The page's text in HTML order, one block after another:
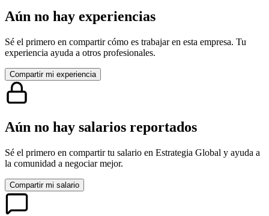
Aún no hay experiencias
Sé el primero en compartir cómo es trabajar en esta empresa. Tu
experiencia ayuda a otros profesionales.
Compartir mi experiencia
Aún no hay salarios reportados
Sé el primero en compartir tu salario en Estrategia Global y ayuda a
la comunidad a negociar mejor.
Compartir mi salario